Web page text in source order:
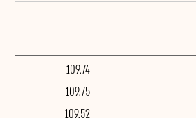
109.74
109.75
109.52